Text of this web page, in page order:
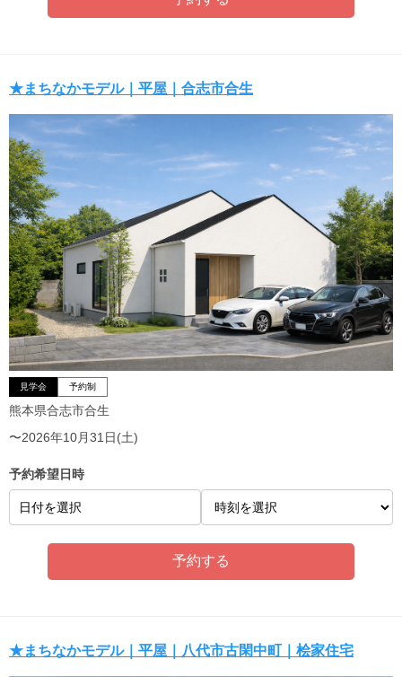
★まちなかモデル｜平屋｜合志市合生
見学会 予約制
熊本県合志市合生
〜2026年10月31日(土)
予約希望日時
日付を選択
★まちなかモデル｜平屋｜八代市古閑中町｜桧家住宅